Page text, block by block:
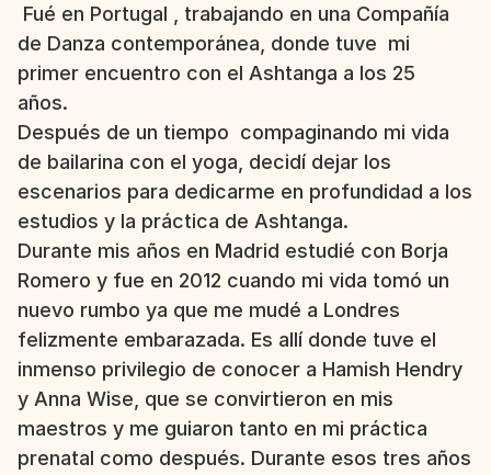
Fué en Portugal , trabajando en una Compañía
de Danza contemporánea, donde tuve  mi
primer encuentro con el Ashtanga a los 25
años.
Después de un tiempo  compaginando mi vida
de bailarina con el yoga, decidí dejar los
escenarios para dedicarme en profundidad a los
estudios y la práctica de Ashtanga.
Durante mis años en Madrid estudié con Borja
Romero y fue en 2012 cuando mi vida tomó un
nuevo rumbo ya que me mudé a Londres
felizmente embarazada. Es allí donde tuve el
inmenso privilegio de conocer a Hamish Hendry
y Anna Wise, que se convirtieron en mis
maestros y me guiaron tanto en mi práctica
prenatal como después. Durante esos tres años